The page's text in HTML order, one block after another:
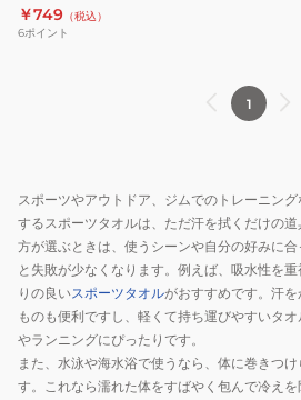
￥749 （税込）
6ポイント
1
スポーツやアウトドア、ジムでのトレーニン
するスポーツタオルは、ただ汗を拭くだけの
方が選ぶときは、使うシーンや自分の好みに
と失敗が少なくなります。例えば、吸水性を
りの良いスポーツタオルがおすすめです。汗
ものも便利ですし、軽くて持ち運びやすいタ
やランニングにぴったりです。
また、水泳や海水浴で使うなら、体に巻きつけ
す。これなら濡れた体をすばやく包んで冷え